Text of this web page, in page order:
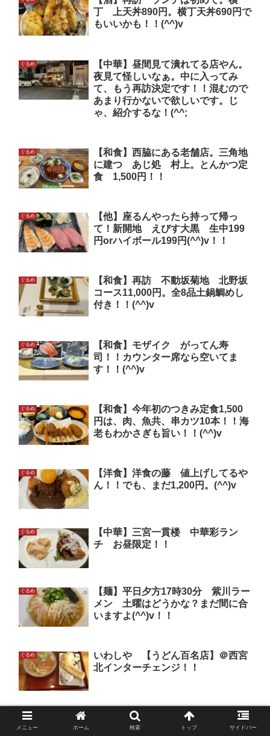
丁 上天丼890円。横丁天丼690円で
もいいかも！！(^^)v
ぐるめ
【中華】昼間見て潰れてる店やん。
夜見て怪しいなぁ。中に入ってみ
て、もう再訪決定です！！混むので
あまり行かないで欲しいです。じ
ゃ、紹介するな！(^^;
ぐるめ
【和食】西脇にある老舗店。三角地
に建つ あじ処 村上。とんかつ定
食 1,500円！！
ぐるめ
【他】座るんやったら持って帰っ
て！新開地 えびす大黒 生中199
円orハイボール199円(^^)v！！
ぐるめ
【和食】再訪 不動坂菊地 北野坂
コース11,000円。全8品土鍋鯛めし
付き！！(^^)v
ぐるめ
【和食】モザイク がってん寿
司！！カウンター席なら空いてま
す！！(^^)v
ぐるめ
【和食】今年初のつきみ定食1,500
円は、肉、魚共、串カツ10本！！海
老もわかさぎも旨い！！(^^)v
ぐるめ
【洋食】洋食の藤 値上げしてるや
ん！！でも、まだ1,200円。(^^)v
ぐるめ
【中華】三宮一貫楼 中華彩ラン
チ お昼限定！！
ぐるめ
【麺】平日夕方17時30分 紫川ラー
メン 土曜はどうかな？まだ間に合
いますよ(^^)v！！
ぐるめ
いわしや 【うどん百名店】＠西宮
北インターチェンジ！！
ぐるめ
【麺】西脇播州ラーメンの老舗店。
西脇大橋ラーメン。やっぱり旨いよ
メニュー ホーム 検索 トップ サイドバー